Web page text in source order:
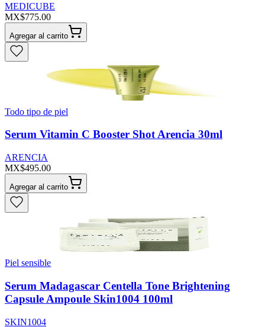
MEDICUBE
MX$775.00
Agregar al carrito
Todo tipo de piel
Serum Vitamin C Booster Shot Arencia 30ml
ARENCIA
MX$495.00
Agregar al carrito
Piel sensible
Serum Madagascar Centella Tone Brightening
Capsule Ampoule Skin1004 100ml
SKIN1004